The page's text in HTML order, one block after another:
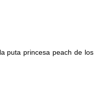
puta princesa peach de los